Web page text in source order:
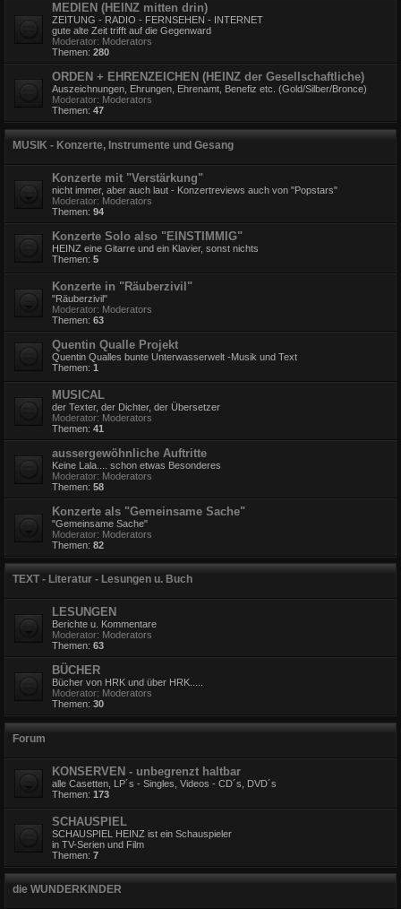
MEDIEN (HEINZ mitten drin)
ZEITUNG - RADIO - FERNSEHEN - INTERNET
gute alte Zeit trifft auf die Gegenward
Moderator: Moderators
Themen: 280
ORDEN + EHRENZEICHEN (HEINZ der Gesellschaftliche)
Auszeichnungen, Ehrungen, Ehrenamt, Benefiz etc. (Gold/Silber/Bronce)
Moderator: Moderators
Themen: 47
MUSIK - Konzerte, Instrumente und Gesang
Konzerte mit "Verstärkung"
nicht immer, aber auch laut - Konzertreviews auch von "Popstars"
Moderator: Moderators
Themen: 94
Konzerte Solo also "EINSTIMMIG"
HEINZ eine Gitarre und ein Klavier, sonst nichts
Themen: 5
Konzerte in "Räuberzivil"
"Räuberzivil"
Moderator: Moderators
Themen: 63
Quentin Qualle Projekt
Quentin Qualles bunte Unterwasserwelt -Musik und Text
Themen: 1
MUSICAL
der Texter, der Dichter, der Übersetzer
Moderator: Moderators
Themen: 41
aussergewöhnliche Auftritte
Keine Lala.... schon etwas Besonderes
Moderator: Moderators
Themen: 58
Konzerte als "Gemeinsame Sache"
"Gemeinsame Sache"
Moderator: Moderators
Themen: 82
TEXT - Literatur - Lesungen u. Buch
LESUNGEN
Berichte u. Kommentare
Moderator: Moderators
Themen: 63
BÜCHER
Bücher von HRK und über HRK.....
Moderator: Moderators
Themen: 30
Forum
KONSERVEN - unbegrenzt haltbar
alle Casetten, LP´s - Singles, Videos - CD´s, DVD´s
Themen: 173
SCHAUSPIEL
SCHAUSPIEL HEINZ ist ein Schauspieler
in TV-Serien und Film
Themen: 7
die WUNDERKINDER